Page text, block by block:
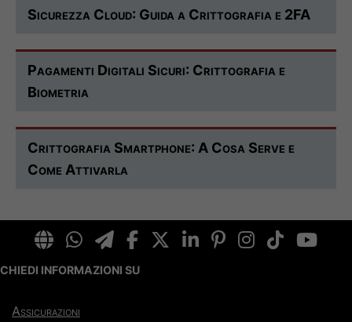
Sicurezza Cloud: Guida a Crittografia e 2FA
Pagamenti Digitali Sicuri: Crittografia e
Biometria
Crittografia Smartphone: A Cosa Serve e
Come Attivarla
CHIEDI INFORMAZIONI SU
Assicurazioni